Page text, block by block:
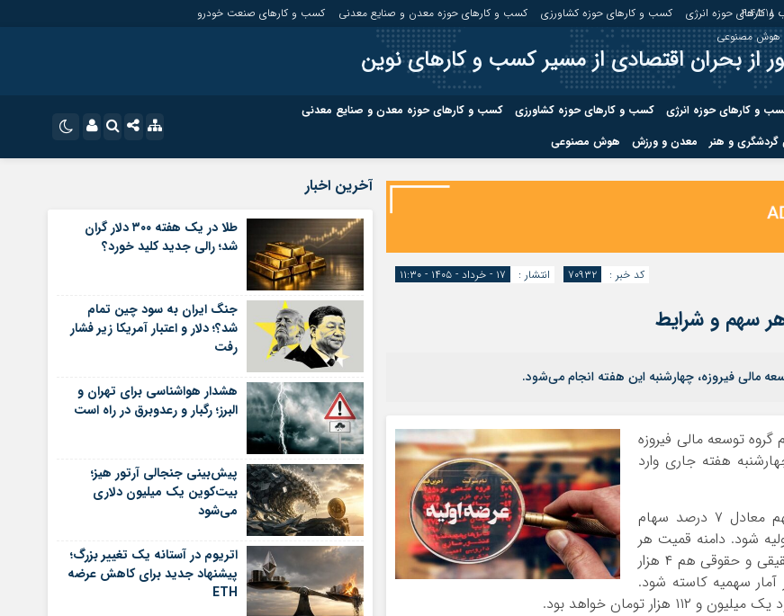
4:45:18
کارهای حوزه انرژی کسب و کارهای حوزه کشاورزی کسب و کارهای حوزه معدن و صنایع معدنی
کسب و کارهای صنعت خودرو
هوش مصنوعی
از بحران اقتصادی از مسیر کسب و کارهای نوین
و کارهای حوزه انرژی کسب و کارهای حوزه کشاورزی
کسب و کارهای حوزه معدن و صنایع معدنی
و هنر معدن و ورزش هوش مصنوعی
سروش
ایتا
آپارات
اپلیکیشن
رمز عبور
مرا به خاطر بسپار
درباره ما صفحه نخست
کسب و کارهای صنعت خودرو کسب و کارهای گردشگری و هنر
کسب و کارهای گردشگری و هنر انتشار : ۱۷ - خرداد - ۱۴۰۵ - ۱۱:۳۰ کد خبر : ۷۰۹۳۲
سهم و شرایط
گروه توسعه مالی فیروزه
هفته جاری وارد
بر اساس این گزارش، یک میلیارد و ۲۶۰ میلیون سهم معادل ۷ درصد سهام
شود. دامنه قمیت هر
سهم بین ۲۴۶۳ تا ۲۷۷۷ ریال و سهمیه هر سهامدار حقیقی و حقوقی هم ۴ هزار
سهمیه کاسته شود.
تومان خواهد بود.
آخرین اخبار
طلا در یک هفته ۳۰۰ دلار گران
شد؛ رالی جدید کلید خورد؟
جنگ ایران به سود چین تمام
شد؟؛ دلار و اعتبار آمریکا زیر فشار
رفت
هشدار هواشناسی برای تهران و
البرز؛ رگبار و رعدوبرق در راه است
پیش‌بینی جنجالی آرتور هیز؛
بیت‌کوین یک میلیون دلاری
می‌شود
اتریوم در آستانه یک تغییر بزرگ؛
پیشنهاد جدید برای کاهش عرضه
ETH